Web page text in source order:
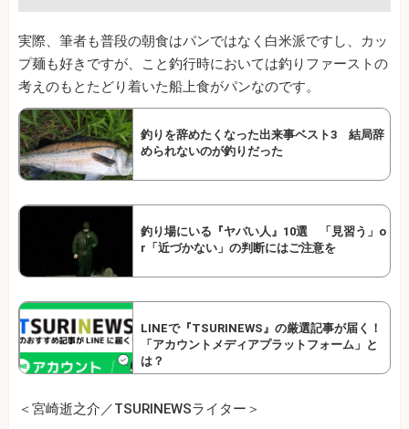
実際、筆者も普段の朝食はパンではなく白米派ですし、カッ
プ麺も好きですが、こと釣行時においては釣りファーストの
考えのもとたどり着いた船上食がパンなのです。
釣りを辞めたくなった出来事ベスト3 結局辞
められないのが釣りだった
釣り場にいる『ヤバい人』10選 「見習う」o
r「近づかない」の判断にはご注意を
LINEで『TSURINEWS』の厳選記事が届く！
「アカウントメディアプラットフォーム」と
は？
＜宮崎逝之介／TSURINEWSライター＞